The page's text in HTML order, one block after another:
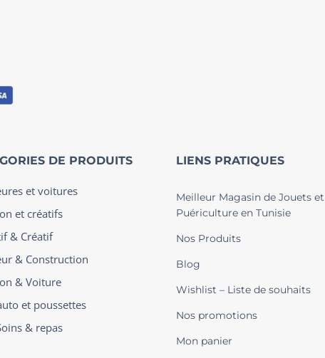
DE PRODUITS
et voitures
et créatifs
& Créatif
& Construction
& Voiture
et poussettes
& repas
LIENS PRATIQUES
Meilleur Magasin de Jouets et
Puériculture en Tunisie
Nos Produits
Blog
Wishlist – Liste de souhaits
Nos promotions
Mon panier